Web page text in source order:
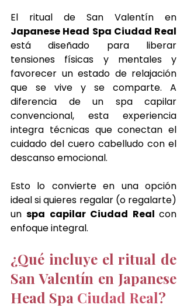
está diseñado para liberar
tensiones físicas y mentales y
favorecer un estado de relajación
que se vive y se comparte. A
diferencia de un spa capilar
convencional, esta experiencia
integra técnicas que conectan el
cuidado del cuero cabelludo con el
descanso emocional.
Esto lo convierte en una opción
ideal si quieres regalar (o regalarte)
un spa capilar Ciudad Real con
enfoque integral.
¿Qué incluye el ritual de
San Valentín en Japanese
Head Spa Ciudad Real?